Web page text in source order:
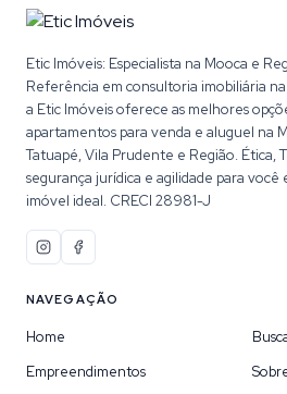
Etic Imóveis: Especialista na Mooca e
Referência em consultoria imobiliária
a Etic Imóveis oferece as melhores
apartamentos para venda e aluguel na
Tatuapé, Vila Prudente e Região. Ética,
segurança jurídica e agilidade para você
imóvel ideal. CRECI 28981-J
NAVEGAÇÃO
Home
Empreendimentos